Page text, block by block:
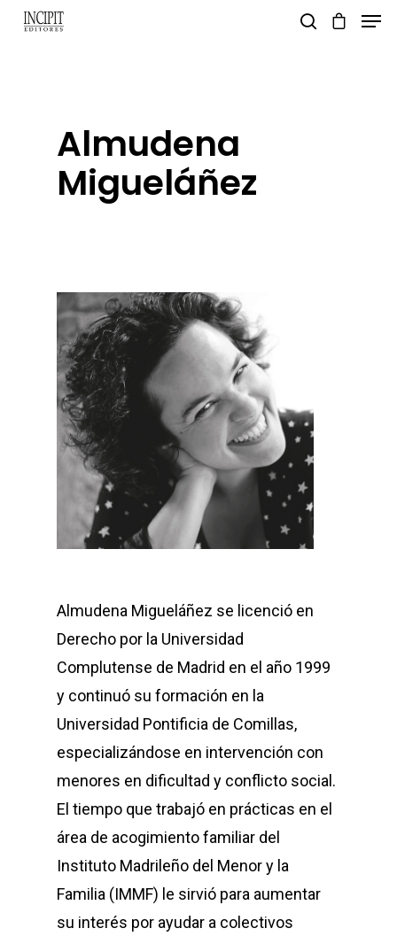
Almudena
Migueláñez
Almudena Migueláñez se licenció en
Derecho por la Universidad
Complutense de Madrid en el año 1999
y continuó su formación en la
Universidad Pontificia de Comillas,
especializándose en intervención con
menores en dificultad y conflicto social.
El tiempo que trabajó en prácticas en el
área de acogimiento familiar del
Instituto Madrileño del Menor y la
Familia (IMMF) le sirvió para aumentar
su interés por ayudar a colectivos